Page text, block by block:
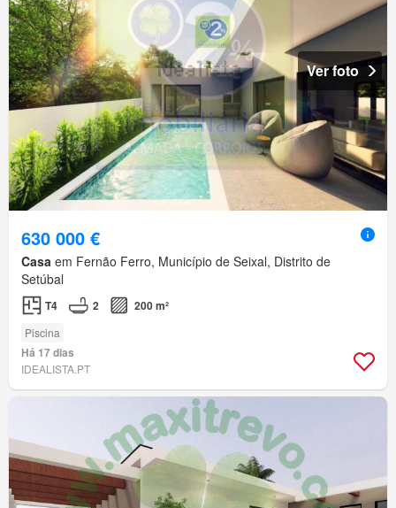
Ver foto
630 000 €
Casa em Fernão Ferro, Município de Seixal, Distrito de
Setúbal
T4 2 200 m²
Piscina
Há 17 dias
IDEALISTA.PT